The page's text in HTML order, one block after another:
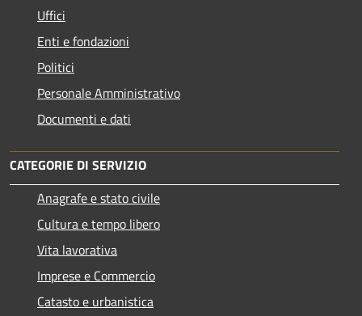
Uffici
Enti e fondazioni
Politici
Personale Amministrativo
Documenti e dati
CATEGORIE DI SERVIZIO
Anagrafe e stato civile
Cultura e tempo libero
Vita lavorativa
Imprese e Commercio
Catasto e urbanistica